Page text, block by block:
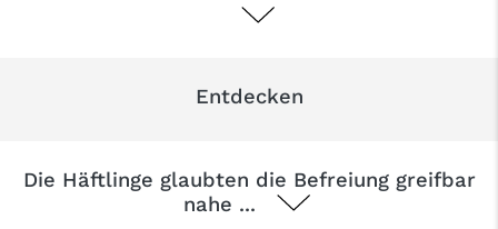
Entdecken
Die Häftlinge glaubten die Befreiung greifbar
nahe ...